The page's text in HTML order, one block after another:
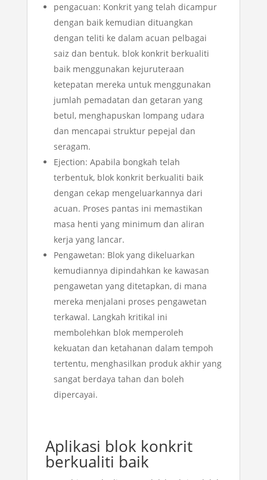
pengacuan: Konkrit yang telah dicampur
dengan baik kemudian dituangkan
dengan teliti ke dalam acuan pelbagai
saiz dan bentuk. blok konkrit berkualiti
baik menggunakan kejuruteraan
ketepatan mereka untuk menggunakan
jumlah pemadatan dan getaran yang
betul, menghapuskan lompang udara
dan mencapai struktur pepejal dan
seragam.
Ejection: Apabila bongkah telah
terbentuk, blok konkrit berkualiti baik
dengan cekap mengeluarkannya dari
acuan. Proses pantas ini memastikan
masa henti yang minimum dan aliran
kerja yang lancar.
Pengawetan: Blok yang dikeluarkan
kemudiannya dipindahkan ke kawasan
pengawetan yang ditetapkan, di mana
mereka menjalani proses pengawetan
terkawal. Langkah kritikal ini
membolehkan blok memperoleh
kekuatan dan ketahanan dalam tempoh
tertentu, menghasilkan produk akhir yang
sangat berdaya tahan dan boleh
dipercayai.
Aplikasi blok konkrit
berkualiti baik